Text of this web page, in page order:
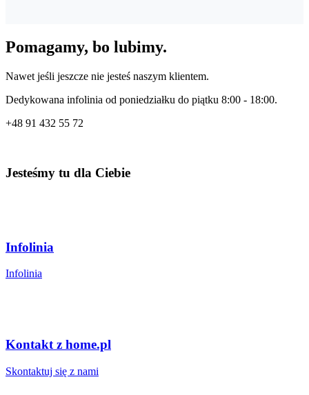
materiału.
Pomagamy, bo lubimy.
Nawet jeśli jeszcze nie jesteś naszym klientem.
Dedykowana infolinia od poniedziałku do piątku 8:00 - 18:00.
+48 91 432 55 72
Jesteśmy tu dla Ciebie
Infolinia
Infolinia
Kontakt z home.pl
Skontaktuj się z nami